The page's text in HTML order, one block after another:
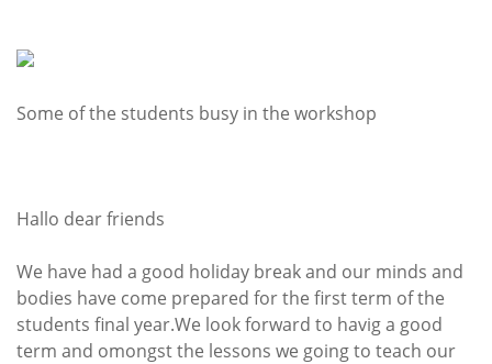
Some of the students busy in the workshop
Hallo dear friends
We have had a good holiday break and our minds and
bodies have come prepared for the first term of the
students final year.We look forward to havig a good
term and omongst the lessons we going to teach our